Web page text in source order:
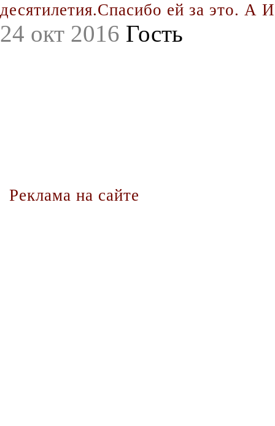
десятилетия.Спасибо ей за это. А
24 окт 2016 Гость
Реклама на сайте